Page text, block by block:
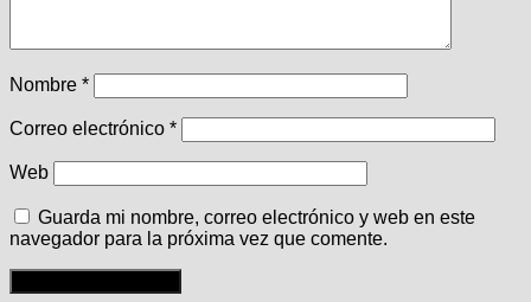
Nombre *
Correo electrónico *
Web
Guarda mi nombre, correo electrónico y web en este
navegador para la próxima vez que comente.